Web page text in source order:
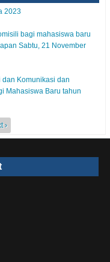
2023
bagi mahasiswa baru
Sabtu, 21 November
dan Komunikasi dan
Mahasiswa Baru tahun
›